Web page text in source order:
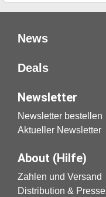
News
Deals
Newsletter
Newsletter bestellen
Aktueller Newsletter
About (Hilfe)
Zahlen und Versand
Distribution & Presse